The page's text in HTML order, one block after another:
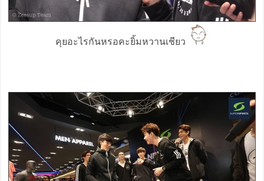
คุยอะไรกันหรอคะยิ้มหวานเชียว